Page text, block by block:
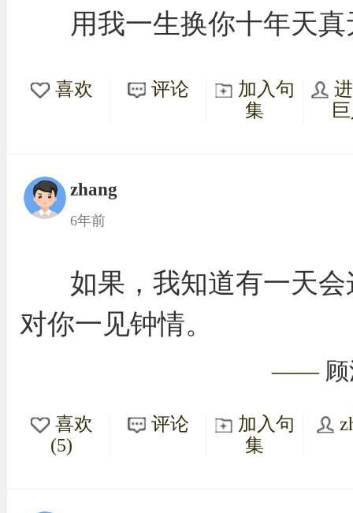
用我一生换你十年天
喜欢 评论
加入句
集
zhang
6年前
如果，我知道有一天
对你一见钟情。
——
喜欢
(5)
评论
加入句
集